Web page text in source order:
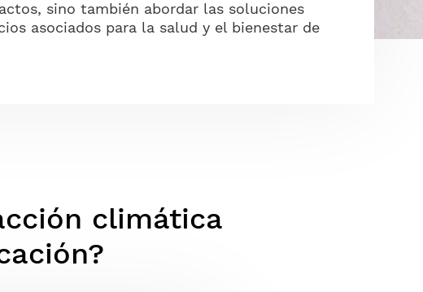
sino también abordar las soluciones
asociados para la salud y el bienestar de
climática